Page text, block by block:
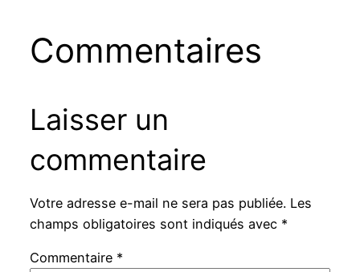
Commentaires
Laisser un
commentaire
Votre adresse e-mail ne sera pas publiée. Les
champs obligatoires sont indiqués avec *
Commentaire *